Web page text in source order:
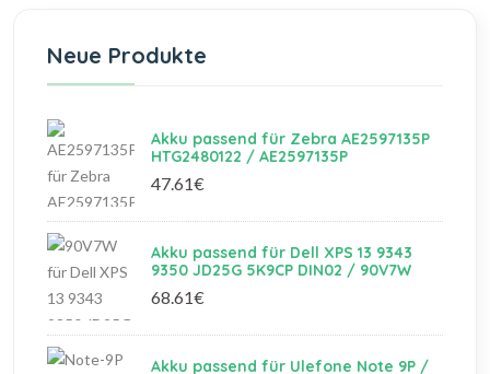
Neue Produkte
Akku passend für Zebra AE2597135P
HTG2480122 / AE2597135P
47.61€
Akku passend für Dell XPS 13 9343
9350 JD25G 5K9CP DIN02 / 90V7W
68.61€
Akku passend für Ulefone Note 9P /